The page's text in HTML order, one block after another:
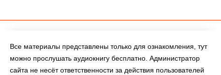
Все материалы представлены только для ознакомления, тут
можно прослушать аудиокнигу бесплатно. Администратор
сайта не несёт ответственности за действия пользователей